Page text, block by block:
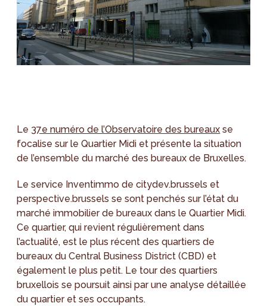
Le 37e numéro de l’Observatoire des bureaux se
focalise sur le Quartier Midi et présente la situation
de l’ensemble du marché des bureaux de Bruxelles.
Le service Inventimmo de citydev.brussels et
perspective.brussels se sont penchés sur l’état du
marché immobilier de bureaux dans le Quartier Midi.
Ce quartier, qui revient régulièrement dans
l’actualité, est le plus récent des quartiers de
bureaux du Central Business District (CBD) et
également le plus petit. Le tour des quartiers
bruxellois se poursuit ainsi par une analyse détaillée
du quartier et ses occupants.